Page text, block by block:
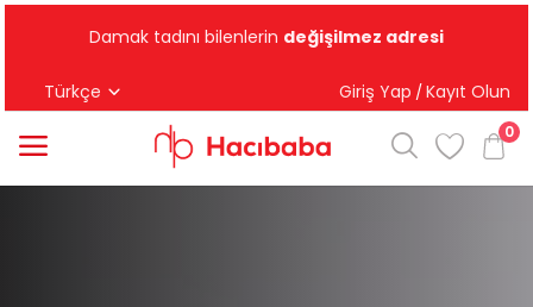
Damak tadını bilenlerin değişilmez adresi
Türkçe Giriş Yap /Kayıt Olun
0